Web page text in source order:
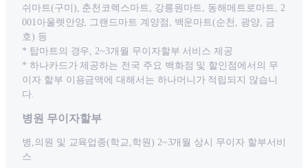
쉬마트(구미), 춘천코렉스마트, 강릉원마트, 동해메트로마트, 2
001아울렛안양, 그랜드마트 계양점, 백운마트(순천, 광양, 금
호) 등
* 탑마트의 경우, 2~3개월 무이자할부 서비스 제공
* 하나카드가 제공하는 전국 주요 백화점 및 할인점에서의 무
이자 할부 이용금액에 대해서는 하나머니가 적립되지 않습니
다.
병원 무이자할부
병,의원 및 교육업종(학교,학원) 2~3개월 상시 무이자 할부서비
스